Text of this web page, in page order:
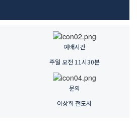
예배시간
주일 오전 11시30분
문의
이상희 전도사